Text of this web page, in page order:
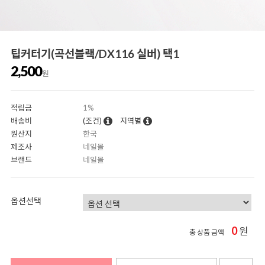
팁커터기(곡선블랙/DX116 실버) 택1
2,500원
적립금
1%
배송비
(조건)
지역별
원산지
한국
제조사
네일몰
브랜드
네일몰
옵션선택
총 상품 금액 0원